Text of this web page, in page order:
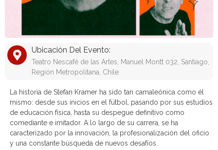
Ubicación Del Evento:
Teatro Nescafé de las Artes, Manuel Montt 032, Santiago,
Región Metropolitana, Chile
La historia de Stefan Kramer ha sido tan camaleónica como él
mismo: desde sus inicios en el fútbol, pasando por sus estudios
de educación física, hasta su despegue definitivo como
comediante e imitador. A lo largo de su carrera, se ha
caracterizado por la innovación, la profesionalización del oficio
y una constante búsqueda de nuevos desafíos.